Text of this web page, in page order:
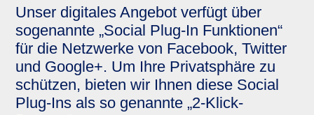
Unser digitales Angebot verfügt über
sogenannte „Social Plug-In Funktionen“
für die Netzwerke von Facebook, Twitter
und Google+. Um Ihre Privatsphäre zu
schützen, bieten wir Ihnen diese Social
Plug-Ins als so genannte „2-Klick-